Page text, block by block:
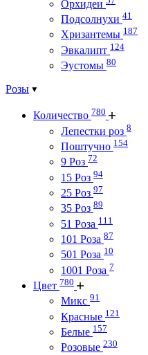
Орхидеи
Подсолнухи 41
Хризантемы 187
Эвкалипт 124
Эустомы 80
Розы
Количество 780
Лепестки роз 8
Поштучно 154
9 Роз 72
15 Роз 94
25 Роз 97
35 Роз 89
51 Роза 111
101 Роза 87
501 Роза 10
1001 Роза 7
Цвет 780
Микс 91
Красные 121
Белые 157
Розовые 230